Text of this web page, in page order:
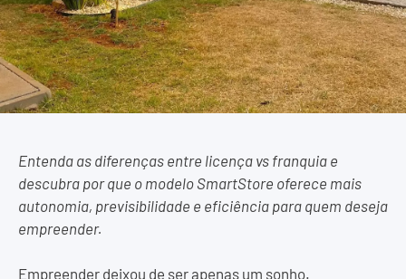
Entenda as diferenças entre licença vs franquia e
descubra por que o modelo SmartStore oferece mais
autonomia, previsibilidade e eficiência para quem deseja
empreender.
Empreender deixou de ser apenas um sonho.